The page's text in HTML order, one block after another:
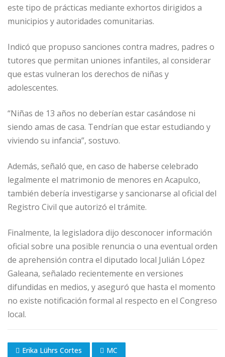
este tipo de prácticas mediante exhortos dirigidos a
municipios y autoridades comunitarias.
Indicó que propuso sanciones contra madres, padres o
tutores que permitan uniones infantiles, al considerar
que estas vulneran los derechos de niñas y
adolescentes.
“Niñas de 13 años no deberían estar casándose ni
siendo amas de casa. Tendrían que estar estudiando y
viviendo su infancia”, sostuvo.
Además, señaló que, en caso de haberse celebrado
legalmente el matrimonio de menores en Acapulco,
también debería investigarse y sancionarse al oficial del
Registro Civil que autorizó el trámite.
Finalmente, la legisladora dijo desconocer información
oficial sobre una posible renuncia o una eventual orden
de aprehensión contra el diputado local Julián López
Galeana, señalado recientemente en versiones
difundidas en medios, y aseguró que hasta el momento
no existe notificación formal al respecto en el Congreso
local.
Erika Lührs Cortes
MC